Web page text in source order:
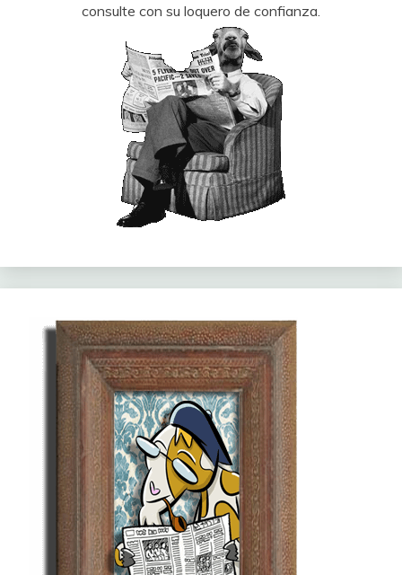
consulte con su loquero de confianza.